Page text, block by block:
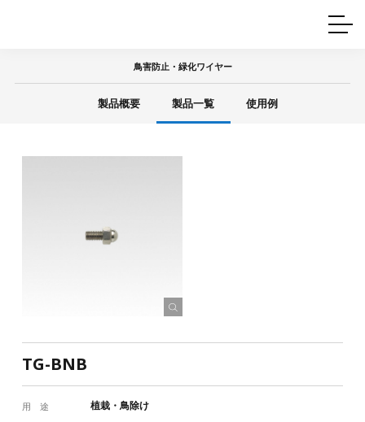
産業用ワイヤー
技術
サポート
製品の安全と品質について
鳥害防止・緑化ワイヤー
製品概要 製品一覧 使用例
TG-BNB
用 途 植栽・鳥除け